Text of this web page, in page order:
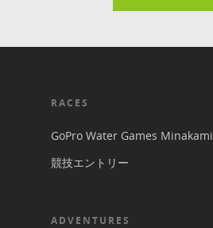
RACES
GoPro Water Games Minakami
競技エントリー
ADVENTURES